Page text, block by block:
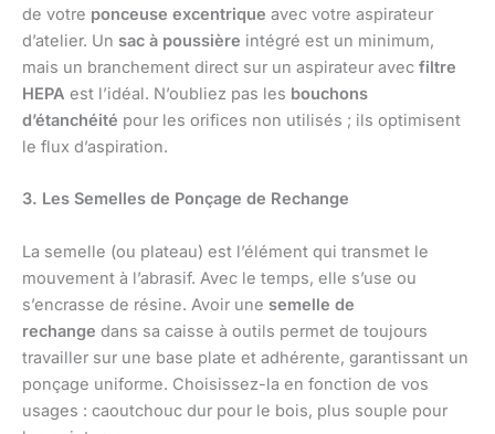
de votre ponceuse excentrique avec votre aspirateur
d’atelier. Un sac à poussière intégré est un minimum,
mais un branchement direct sur un aspirateur avec filtre
HEPA est l’idéal. N’oubliez pas les bouchons
d’étanchéité pour les orifices non utilisés ; ils optimisent
le flux d’aspiration.
3. Les Semelles de Ponçage de Rechange
La semelle (ou plateau) est l’élément qui transmet le
mouvement à l’abrasif. Avec le temps, elle s’use ou
s’encrasse de résine. Avoir une semelle de
rechange dans sa caisse à outils permet de toujours
travailler sur une base plate et adhérente, garantissant un
ponçage uniforme. Choisissez-la en fonction de vos
usages : caoutchouc dur pour le bois, plus souple pour